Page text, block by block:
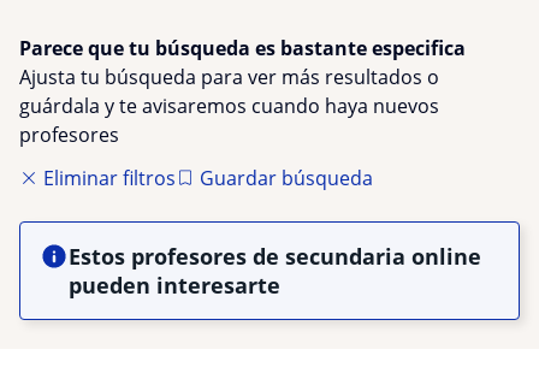
Parece que tu búsqueda es bastante especifica
Ajusta tu búsqueda para ver más resultados o
guárdala y te avisaremos cuando haya nuevos
profesores
Eliminar filtros
Guardar búsqueda
Estos profesores de secundaria online
pueden interesarte